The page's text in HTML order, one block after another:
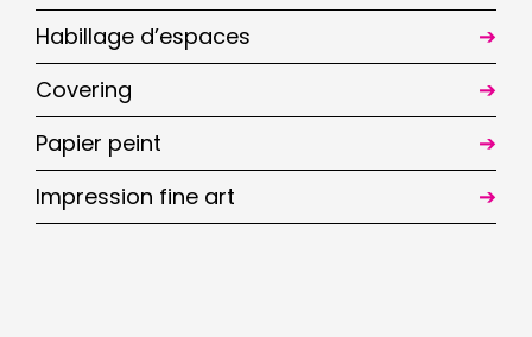
Habillage d’espaces
Covering
Papier peint
Impression fine art